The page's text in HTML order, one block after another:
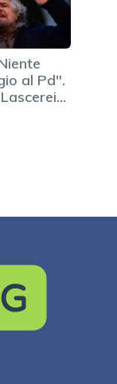
al Pd".